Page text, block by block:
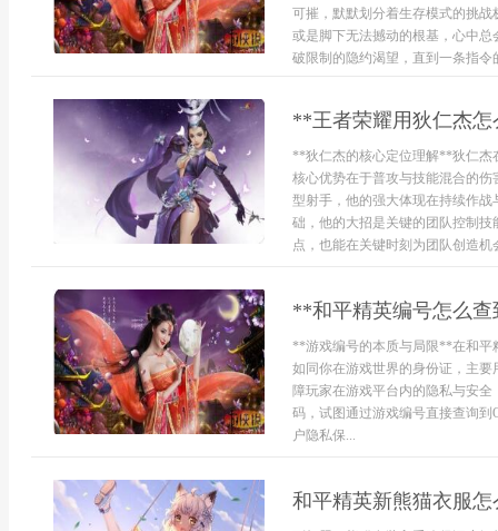
可摧，默默划分着生存模式的挑
或是脚下无法撼动的根基，心中
破限制的隐约渴望，直到一条指
**王者荣耀用狄仁杰
**狄仁杰的核心定位理解**狄仁杰
核心优势在于普攻与技能混合的
型射手，他的强大体现在持续作
础，他的大招是关键的团队控制
点，也能在关键时刻为团队创造机
**和平精英编号怎么
**游戏编号的本质与局限**在和平
如同你在游戏世界的身份证，主
障玩家在游戏平台内的隐私与安
码，试图通过游戏编号直接查询
户隐私保...
和平精英新熊猫衣服